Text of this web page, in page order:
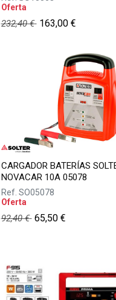
Oferta
232,40€ 163,00€
CARGADOR BATERÍAS
NOVACAR 10A 05078
Ref. SO05078
Oferta
92,40€ 65,50€